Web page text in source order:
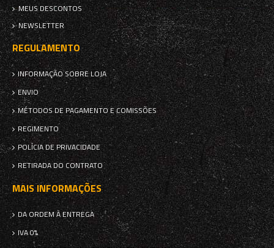
MEUS DESCONTOS
NEWSLETTER
REGULAMENTO
INFORMAÇÃO SOBRE LOJA
ENVIO
MÉTODOS DE PAGAMENTO E COMISSÕES
REGIMENTO
POLÍCIA DE PRIVACIDADE
RETIRADA DO CONTRATO
MAIS INFORMAÇÕES
DA ORDEM À ENTREGA
IVA 0%